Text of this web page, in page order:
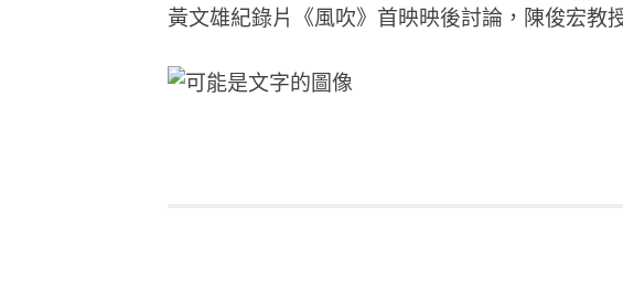
黃文雄紀錄片《風吹》首映映後討論，陳俊宏教